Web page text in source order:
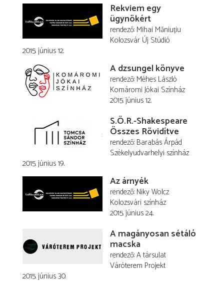
Rekviem egy
ügynökért
rendező Mihai Măniuțiu
Kolozsvár Új Stúdió
2015. június 12.
A dzsungel könyve
rendező Méhes László
Komáromi Jókai Színház
2015. június 12.
S.Ö.R.-Shakespeare
Összes Rövidítve
rendező Barabás Árpád
Székelyudvarhelyi színház
2015. június 19.
Az árnyék
rendező Niky Wolcz
Kolozsvári színház
2015. június 24.
A magányosan sétáló
macska
rendező A társulat
Váróterem Projekt
2015. június 30.